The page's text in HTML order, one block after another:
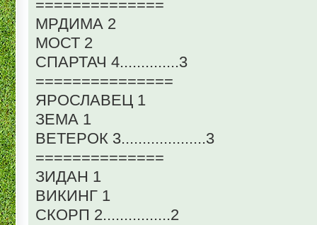
==============
МРДИМА 2
МОСТ 2
СПАРТАЧ 4..............3
===============
ЯРОСЛАВЕЦ 1
ЗЕМА 1
ВЕТЕРОК 3....................3
==============
ЗИДАН 1
ВИКИНГ 1
СКОРП 2................2